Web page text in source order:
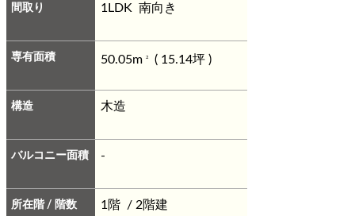
間取り 1LDK 南向き
専有面積 50.05m 2 ( 15.14坪 )
構造 木造
バルコニー面積 -
所在階 / 階数 1階 / 2階建